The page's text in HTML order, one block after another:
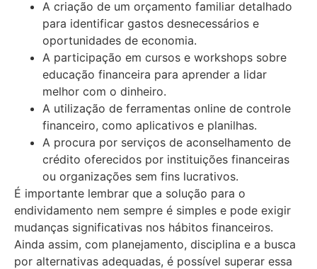
A criação de um orçamento familiar detalhado
para identificar gastos desnecessários e
oportunidades de economia.
A participação em cursos e workshops sobre
educação financeira para aprender a lidar
melhor com o dinheiro.
A utilização de ferramentas online de controle
financeiro, como aplicativos e planilhas.
A procura por serviços de aconselhamento de
crédito oferecidos por instituições financeiras
ou organizações sem fins lucrativos.
É importante lembrar que a solução para o
endividamento nem sempre é simples e pode exigir
mudanças significativas nos hábitos financeiros.
Ainda assim, com planejamento, disciplina e a busca
por alternativas adequadas, é possível superar essa